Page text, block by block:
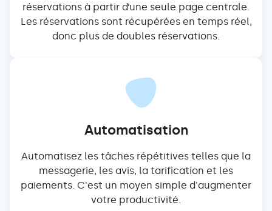
réservations à partir d’une seule page centrale.
Les réservations sont récupérées en temps réel,
donc plus de doubles réservations.
Automatisation
Automatisez les tâches répétitives telles que la
messagerie, les avis, la tarification et les
paiements. C'est un moyen simple d'augmenter
votre productivité.